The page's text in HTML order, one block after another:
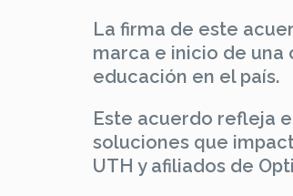
La firma de este
marca e inicio de una
educación en el país.
Este acuerdo refleja
soluciones que
UTH y afiliados de